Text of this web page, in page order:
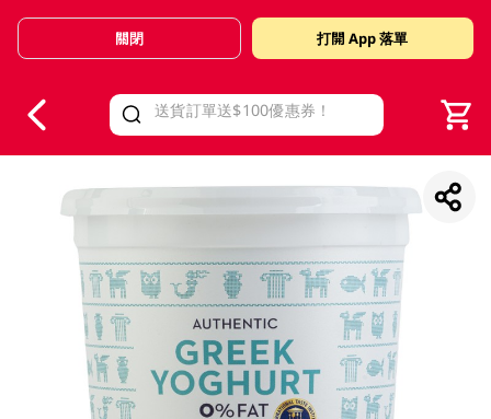
Valid Until 30 June 2026
關閉 打開 App 落單